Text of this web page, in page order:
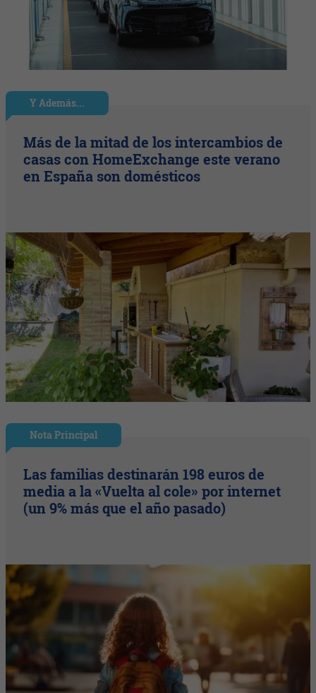
Y Además...
Más de la mitad de los intercambios de
casas con HomeExchange este verano
en España son domésticos
Nota Principal
Las familias destinarán 198 euros de
media a la «Vuelta al cole» por internet
(un 9% más que el año pasado)